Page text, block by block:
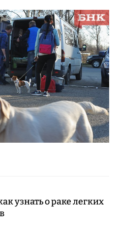
узнать о раке легких